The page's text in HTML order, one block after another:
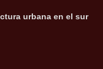
urbana en el sur